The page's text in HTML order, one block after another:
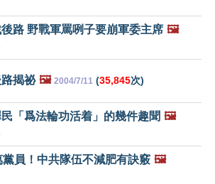
路 野戰軍罵咧子要崩軍委主席 🖼️
揭祕 🖼️ 2004/7/11 (35,845次)
「爲法輪功活着」的幾件趣聞 🖼️
員！中共隊伍不減肥有訣竅 🖼️